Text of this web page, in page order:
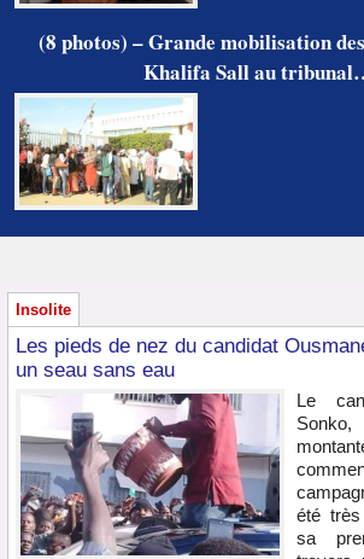
(8 photos) – Grande mobilisation
Khalifa Sall au
Insolite
Les pieds de nez du candidat
un seau sans eau
Le
été très
sa